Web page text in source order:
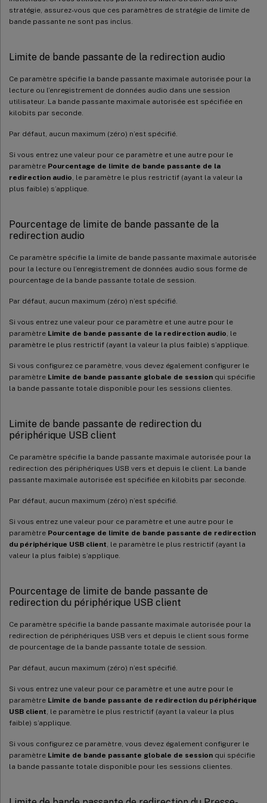
stratégie, assurez-vous que ces paramètres de stratégie de limite de
bande passante ne sont pas inclus.
Limite de bande passante de la redirection audio
Ce paramètre spécifie la bande passante maximale autorisée pour la
lecture ou l’enregistrement de données audio dans une session
utilisateur. La bande passante maximale autorisée est spécifiée en
kilobits par seconde.
Par défaut, aucun maximum (zéro) n’est spécifié.
Si vous entrez une valeur pour ce paramètre et une autre pour le
paramètre Pourcentage de limite de bande passante de la
redirection audio , le paramètre le plus restrictif (ayant la valeur la
plus faible) s’applique.
Pourcentage de limite de bande passante de la
redirection audio
Ce paramètre spécifie la limite de bande passante maximale autorisée
pour la lecture ou l’enregistrement de données audio sous forme de
pourcentage de la bande passante totale de session.
Par défaut, aucun maximum (zéro) n’est spécifié.
Si vous entrez une valeur pour ce paramètre et une autre pour le
paramètre Limite de bande passante de la redirection audio , le
paramètre le plus restrictif (ayant la valeur la plus faible) s’applique.
Si vous configurez ce paramètre, vous devez également configurer le
paramètre Limite de bande passante globale de session qui spécifie
la bande passante totale disponible pour les sessions clientes.
Limite de bande passante de redirection du
périphérique USB client
Ce paramètre spécifie la bande passante maximale autorisée pour la
redirection des périphériques USB vers et depuis le client. La bande
passante maximale autorisée est spécifiée en kilobits par seconde.
Par défaut, aucun maximum (zéro) n’est spécifié.
Si vous entrez une valeur pour ce paramètre et une autre pour le
paramètre Pourcentage de limite de bande passante de redirection
du périphérique USB client , le paramètre le plus restrictif (ayant la
valeur la plus faible) s’applique.
Pourcentage de limite de bande passante de
redirection du périphérique USB client
Ce paramètre spécifie la bande passante maximale autorisée pour la
redirection de périphériques USB vers et depuis le client sous forme
de pourcentage de la bande passante totale de session.
Par défaut, aucun maximum (zéro) n’est spécifié.
Si vous entrez une valeur pour ce paramètre et une autre pour le
paramètre Limite de bande passante de redirection du périphérique
USB client , le paramètre le plus restrictif (ayant la valeur la plus
faible) s’applique.
Si vous configurez ce paramètre, vous devez également configurer le
paramètre Limite de bande passante globale de session qui spécifie
la bande passante totale disponible pour les sessions clientes.